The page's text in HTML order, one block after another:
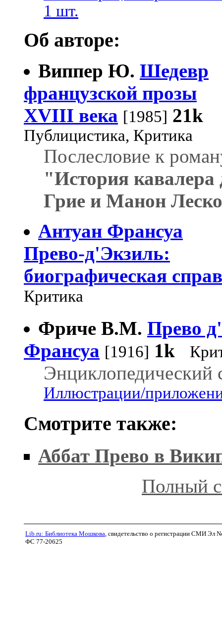
1 шт.
Об авторе:
Виппер Ю. Шедевр
французской прозы
XVIII века [1985] 21k
Публицистика, Критика
Послесловие к
"История кавалера
Грие и Манон
Антуан Франсуа
Прево-д'Экзиль:
биографическая
Критика
Фриче В.М. Прево
Франсуа [1916] 1k
Энциклопедический
Иллюстрации/
Смотрите также:
Аббат Прево в
Полный
Lib.ru: Библиотека Мошкова , свидетельство о регистрации СМИ Эл
ФС 77-20625